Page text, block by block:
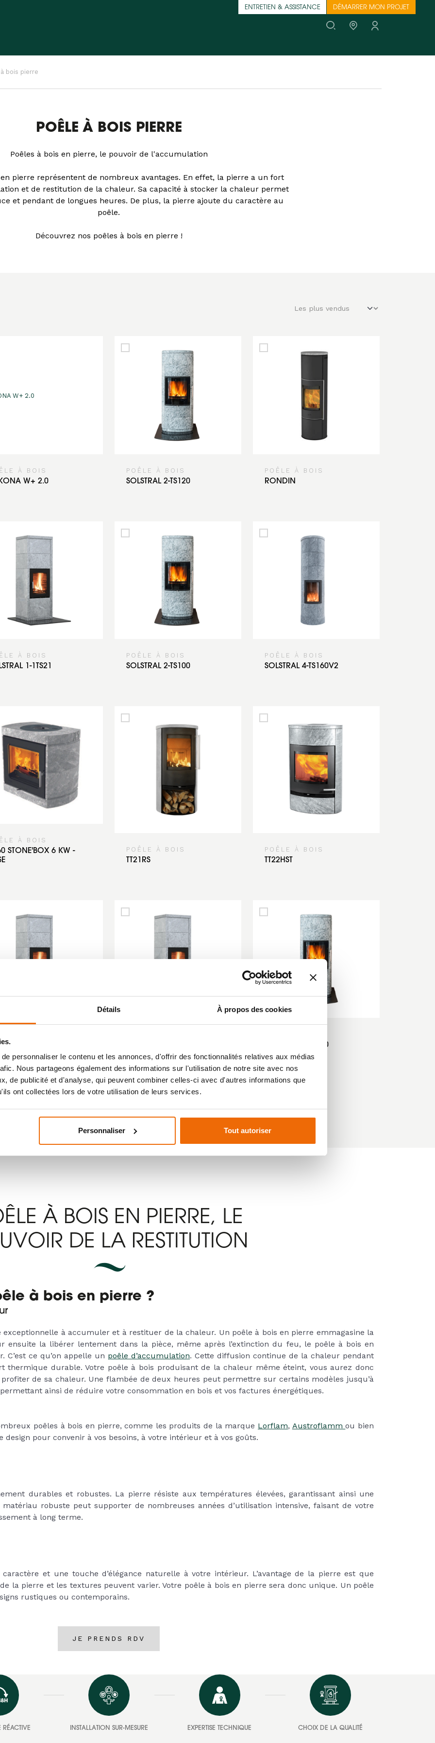
Détails À propos des cookies
personnaliser le contenu et les annonces, d'offrir des fonctionnalités relatives aux médias
Nous partageons également des informations sur l'utilisation de notre site avec nos
de publicité et d'analyse, qui peuvent combiner celles-ci avec d'autres informations que
ont collectées lors de votre utilisation de leurs services.
Personnaliser Tout autoriser
ENTRETIEN & ASSISTANCE DÉMARRER MON PROJET
bois pierre
POÊLE À BOIS PIERRE
Poêles à bois en pierre, le pouvoir de l'accumulation
en pierre représentent de nombreux avantages. En effet, la pierre a un fort
et de restitution de la chaleur. Sa capacité à stocker la chaleur permet
et pendant de longues heures. De plus, la pierre ajoute du caractère au
poêle.
Découvrez nos poêles à bois en pierre !
À BOIS
W+ 2.0
POÊLE À BOIS
SOLSTRAL 2-TS120
POÊLE À BOIS
RONDIN
À BOIS
1-1TS21
POÊLE À BOIS
SOLSTRAL 2-TS100
POÊLE À BOIS
SOLSTRAL 4-TS160V2
À BOIS
STONE'BOX 6 KW -
POÊLE À BOIS
TT21RS
POÊLE À BOIS
TT22HST
1-TS147 SOLSTRAL 2-TS140
À BOIS EN PIERRE, LE
DE LA RESTITUTION
à bois en pierre ?
à accumuler et à restituer de la chaleur. Un poêle à bois en pierre emmagasine la
la libérer lentement dans la pièce, même après l’extinction du feu, le poêle à bois en
ce qu’on appelle un poêle d’accumulation. Cette diffusion continue de la chaleur pendant
thermique durable. Votre poêle à bois produisant de la chaleur même éteint, vous aurez donc
de sa chaleur. Une flambée de deux heures peut permettre sur certains modèles jusqu’à
ainsi de réduire votre consommation en bois et vos factures énergétiques.
poêles à bois en pierre, comme les produits de la marque Lorflam, Austroflammou bien
design pour convenir à vos besoins, à votre intérieur et à vos goûts.
durables et robustes. La pierre résiste aux températures élevées, garantissant ainsi une
robuste peut supporter de nombreuses années d’utilisation intensive, faisant de votre
à long terme.
et une touche d’élégance naturelle à votre intérieur. L’avantage de la pierre est que
la pierre et les textures peuvent varier. Votre poêle à bois en pierre sera donc unique. Un poêle
rustiques ou contemporains.
JE PRENDS RDV
RÉACTIVE INSTALLATION SUR-MESURE EXPERTISE TECHNIQUE CHOIX DE LA QUALITÉ